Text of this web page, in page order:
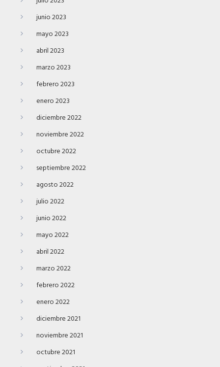
junio 2023
mayo 2023
abril 2023
marzo 2023
febrero 2023
enero 2023
diciembre 2022
noviembre 2022
octubre 2022
septiembre 2022
agosto 2022
julio 2022
junio 2022
mayo 2022
abril 2022
marzo 2022
febrero 2022
enero 2022
diciembre 2021
noviembre 2021
octubre 2021